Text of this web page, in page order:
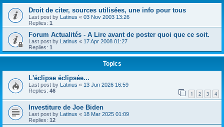
Droit de citer, sources utilisées, une info pour tous
Last post by Latinus « 03 Nov 2003 13:26
Replies: 1
Forum Actualités - A Lire avant de poster quoi que ce soit.
Last post by Latinus « 17 Apr 2008 01:27
Replies: 1
Topics
L'éclipse éclipsée...
Last post by Latinus « 13 Jun 2026 16:59
Replies: 46 1 2 3 4
Investiture de Joe Biden
Last post by Latinus « 18 Mar 2025 01:09
Replies: 12